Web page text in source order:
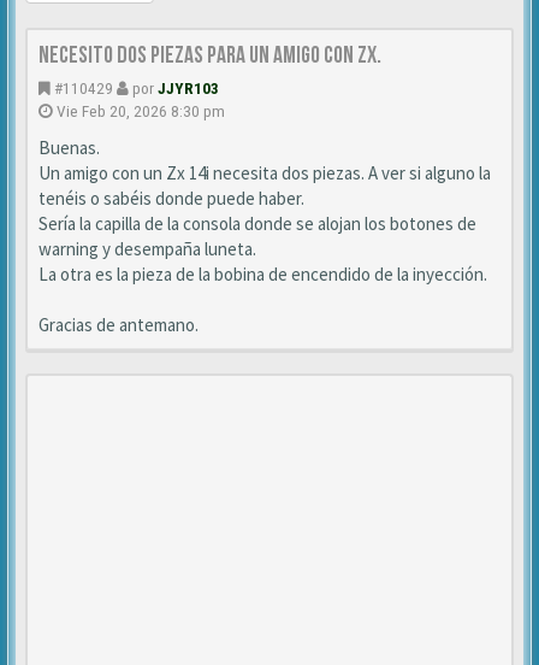
Necesito dos piezas para un amigo con ZX.
#110429 porJJYR103
Vie Feb 20, 2026 8:30 pm
Buenas.
Un amigo con un Zx 14i necesita dos piezas. A ver si alguno la
tenéis o sabéis donde puede haber.
Sería la capilla de la consola donde se alojan los botones de
warning y desempaña luneta.
La otra es la pieza de la bobina de encendido de la inyección.
Gracias de antemano.